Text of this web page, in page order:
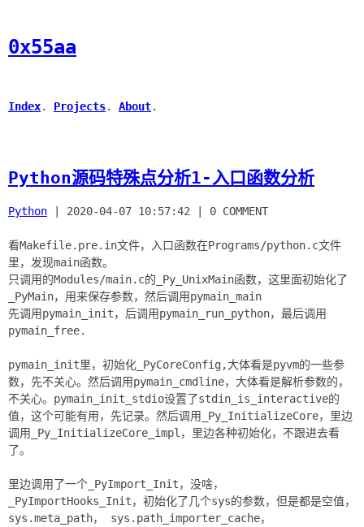
0x55aa
Index. Projects. About.
Python源码特殊点分析1-入口函数分析
Python 2020-04-07 10:57:42 0 COMMENT
看Makefile.pre.in文件，入口函数在Programs/python.c文件
里，发现main函数。
只调用的Modules/main.c的_Py_UnixMain函数，这里面初始化了
_PyMain，用来保存参数，然后调用pymain_main
先调用pymain_init，后调用pymain_run_python，最后调用
pymain_free.
pymain_init里，初始化_PyCoreConfig,大体看是pyvm的一些参
数，先不关心。然后调用pymain_cmdline，大体看是解析参数的，
不关心。pymain_init_stdio设置了stdin_is_interactive的
值，这个可能有用，先记录。然后调用_Py_InitializeCore，里边
调用_Py_InitializeCore_impl，里边各种初始化，不跟进去看
了。
里边调用了一个_PyImport_Init，没啥，
_PyImportHooks_Init，初始化了几个sys的参数，但是都是空值，
sys.meta_path， sys.path_importer_cache，